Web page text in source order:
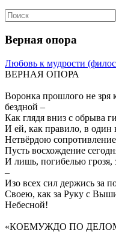
Верная опора
Любовь к мудрости
ВЕРНАЯ ОПОРА
Воронка прошлого не зря
бездной –
Как глядя вниз с обрыва
И ей, как правило, в один
Нетвёрдою
Пусть восхождение
И лишь, погибелью грозя,
–
Изо всех сил держись за
Своею, как за Руку с
Небесной!
«КОЕМУЖДО ПО